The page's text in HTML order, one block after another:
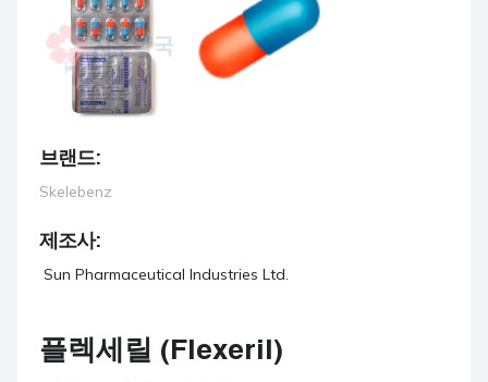
브랜드:
Skelebenz
제조사:
Sun Pharmaceutical Industries Ltd.
플렉세릴 (Flexeril)